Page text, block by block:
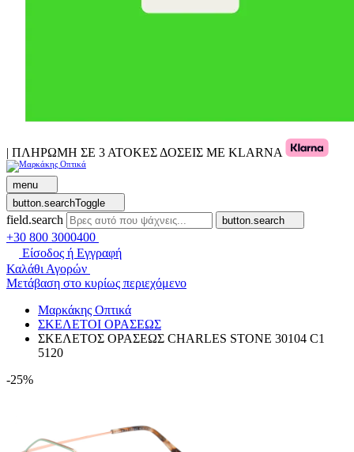
| ΠΛΗΡΩΜΗ ΣΕ 3 ΑΤΟΚΕΣ ΔΟΣΕΙΣ ΜΕ KLARNA
menu
button.searchToggle
field.search button.search
+30 800 3000400
Είσοδος ή Εγγραφή
Καλάθι Αγορών
Μετάβαση στο κυρίως περιεχόμενο
Μαρκάκης Οπτικά
ΣΚΕΛΕΤΟΙ ΟΡΑΣΕΩΣ
ΣΚΕΛΕΤΟΣ ΟΡΑΣΕΩΣ CHARLES STONE 30104 C1
5120
-25%